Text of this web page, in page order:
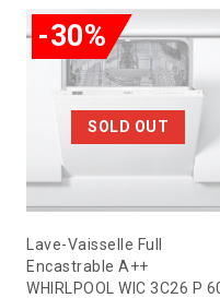
SOLD OUT
-30%
Lave-Vaisselle Full
Encastrable A++
WHIRLPOOL WIC 3C26 P